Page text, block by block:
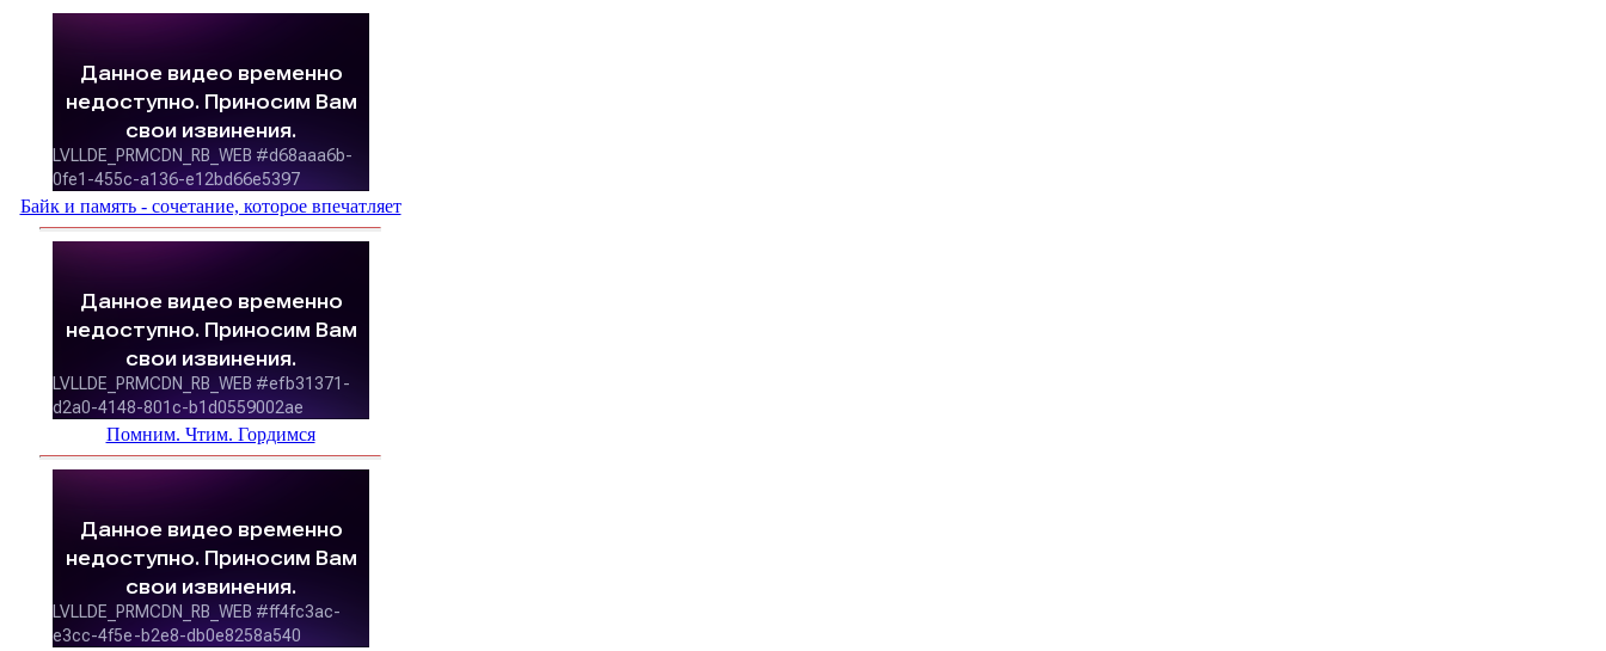
Байк и память - сочетание, которое впечатляет
Помним. Чтим. Гордимся